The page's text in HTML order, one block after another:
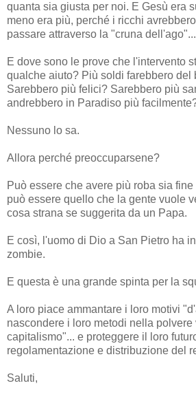
quanta sia giusta per noi. E Gesù era
meno era più, perché i ricchi
passare attraverso la "cruna
E dove sono le prove che l'intervento
qualche aiuto? Più soldi farebbero del
Sarebbero più felici? Sarebbero più
andrebbero in Paradiso più
Nessuno lo sa.
Allora perché preoccuparsene?
Può essere che avere più roba sia
può essere quello che la gente vuole
cosa strana se suggerita da un Papa.
E così, l'uomo di Dio a San Pietro ha
zombie.
E questa è una grande spinta per la
A loro piace ammantare i loro motivi
nascondere i loro metodi nella
capitalismo"... e proteggere il loro
regolamentazione e distribuzione del
Saluti,